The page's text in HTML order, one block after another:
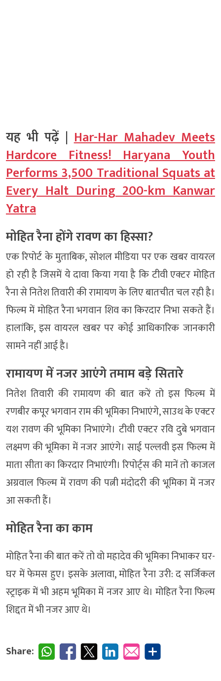
यह भी पढ़ें |Har-Har Mahadev Meets
Hardcore Fitness! Haryana Youth
Performs 3,500 Traditional Squats at
Every Halt During 200-km Kanwar
Yatra
मोहित रैना होंगे रावण का हिस्सा?
एक रिपोर्ट के मुताबिक, सोशल मीडिया पर एक खबर वायरल
हो रही है जिसमें ये दावा किया गया है कि टीवी एक्टर मोहित
रैना से नितेश तिवारी की रामायण के लिए बातचीत चल रही है।
फिल्म में मोहित रैना भगवान शिव का किरदार निभा सकते हैं।
हालांकि, इस वायरल खबर पर कोई आधिकारिक जानकारी
सामने नहीं आई है।
रामायण में नजर आएंगे तमाम बड़े सितारे
नितेश तिवारी की रामायण की बात करें तो इस फिल्म में
रणबीर कपूर भगवान राम की भूमिका निभाएंगे, साउथ के एक्टर
यश रावण की भूमिका निभाएंगे। टीवी एक्टर रवि दुबे भगवान
लक्ष्मण की भूमिका में नजर आएंगे। साई पल्लवी इस फिल्म में
माता सीता का किरदार निभाएंगी। रिपोर्ट्स की मानें तो काजल
अग्रवाल फिल्म में रावण की पत्नी मंदोदरी की भूमिका में नजर
आ सकती हैं।
मोहित रैना का काम
मोहित रैना की बात करें तो वो महादेव की भूमिका निभाकर घर-
घर में फेमस हुए। इसके अलावा, मोहित रैना उरी: द सर्जिकल
स्ट्राइक में भी अहम भूमिका में नजर आए थे। मोहित रैना फिल्म
शिद्दत में भी नजर आए थे।
Share: